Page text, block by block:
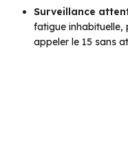
Surveillance
fatigue inhabituelle,
appeler le 15 sans